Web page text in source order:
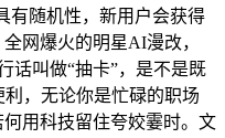
有随机性，新用户会获得
网爆火的明星AI漫改，
话叫做“抽卡”，是不是既
，无论你是忙碌的职场
用科技留住夸姣霎时。文